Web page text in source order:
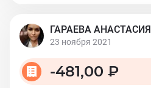
ГАРАЕВА АНАСТАСИЯ
23 ноября 2021
-481,00 ₽